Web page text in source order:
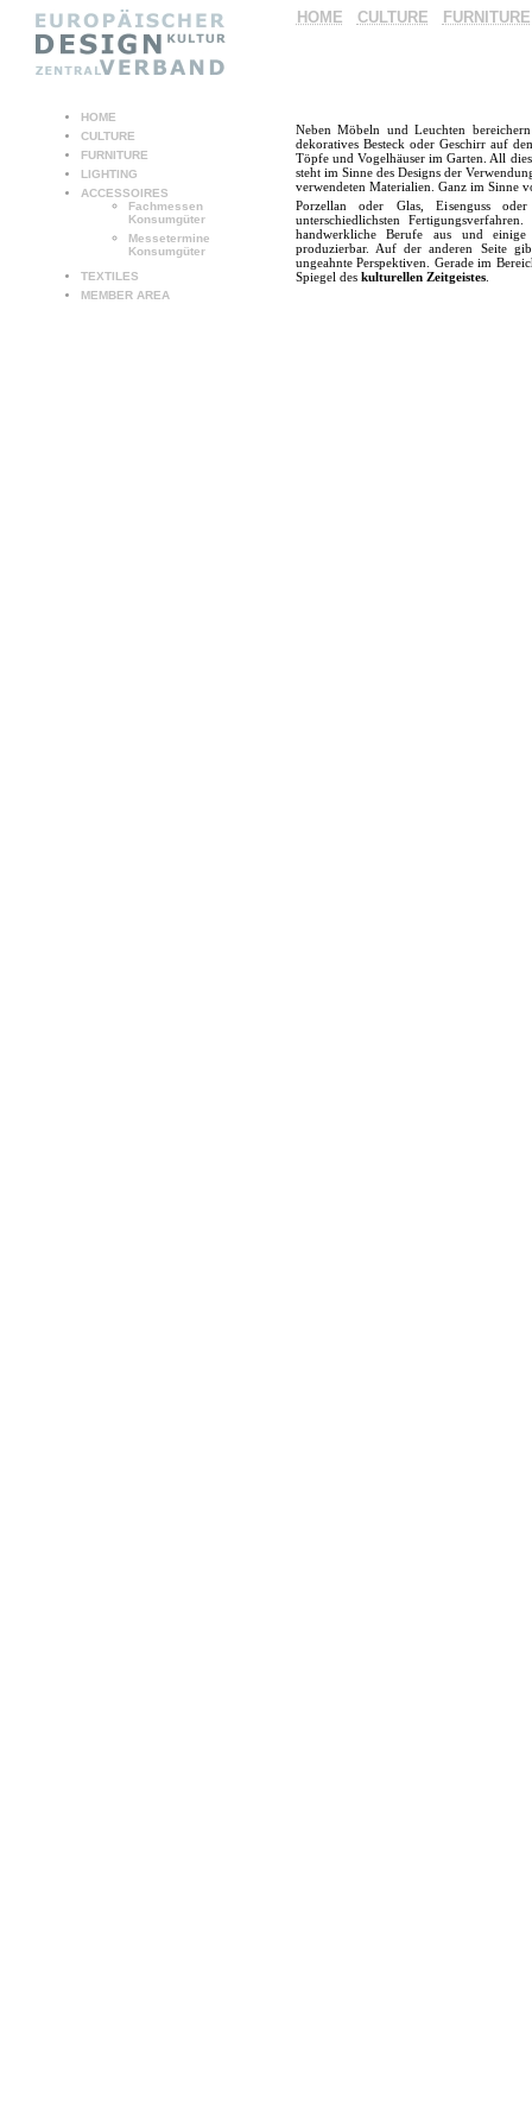
HOME CULTURE FURNITURE
Neben Möbeln und Leuchten
dekoratives Besteck oder Geschirr auf
Töpfe und Vogelhäuser im Garten. All
steht im Sinne des Designs der
verwendeten Materialien. Ganz im Sinne
Porzellan oder Glas, Eisenguss
unterschiedlichsten
handwerkliche Berufe aus und
produzierbar. Auf der anderen Seite
ungeahnte Perspektiven. Gerade im
Spiegel des kulturellen Zeitgeistes.
HOME
CULTURE
FURNITURE
LIGHTING
ACCESSOIRES
Fachmessen
Konsumgüter
Messetermine
Konsumgüter
TEXTILES
MEMBER AREA